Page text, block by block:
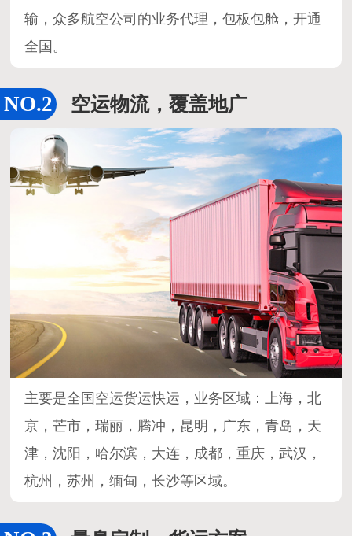
输，众多航空公司的业务代理，包板包舱，开通
全国。
空运物流，覆盖地广
主要是全国空运货运快运，业务区域：上海，北
京，芒市，瑞丽，腾冲，昆明，广东，青岛，天
津，沈阳，哈尔滨，大连，成都，重庆，武汉，
杭州，苏州，缅甸，长沙等区域。